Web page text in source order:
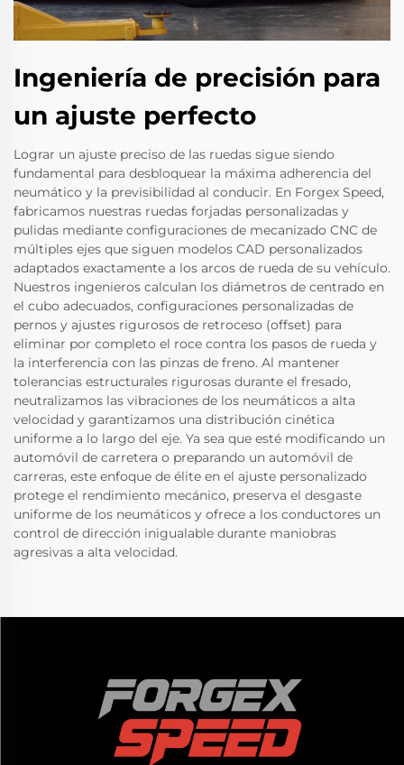
Ingeniería de precisión para
un ajuste perfecto
Lograr un ajuste preciso de las ruedas sigue siendo
fundamental para desbloquear la máxima adherencia del
neumático y la previsibilidad al conducir. En Forgex Speed,
fabricamos nuestras ruedas forjadas personalizadas y
pulidas mediante configuraciones de mecanizado CNC de
múltiples ejes que siguen modelos CAD personalizados
adaptados exactamente a los arcos de rueda de su vehículo.
Nuestros ingenieros calculan los diámetros de centrado en
el cubo adecuados, configuraciones personalizadas de
pernos y ajustes rigurosos de retroceso (offset) para
eliminar por completo el roce contra los pasos de rueda y
la interferencia con las pinzas de freno. Al mantener
tolerancias estructurales rigurosas durante el fresado,
neutralizamos las vibraciones de los neumáticos a alta
velocidad y garantizamos una distribución cinética
uniforme a lo largo del eje. Ya sea que esté modificando un
automóvil de carretera o preparando un automóvil de
carreras, este enfoque de élite en el ajuste personalizado
protege el rendimiento mecánico, preserva el desgaste
uniforme de los neumáticos y ofrece a los conductores un
control de dirección inigualable durante maniobras
agresivas a alta velocidad.